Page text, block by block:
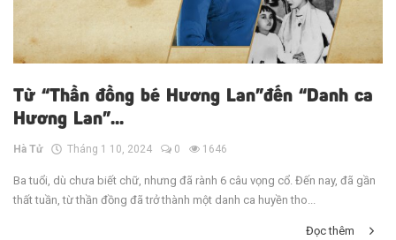
Đăng nhập
Đăng ký
Từ “Thần đồng bé Hương Lan”đến “Danh ca
Hương Lan”...
Hà Tử Tháng 1 10, 2024 0 1646
Ba tuổi, dù chưa biết chữ, nhưng đã rành 6 câu vọng cổ. Đến nay, đã gần
thất tuần, từ thần đồng đã trở thành một danh ca huyền tho...
Đọc thêm